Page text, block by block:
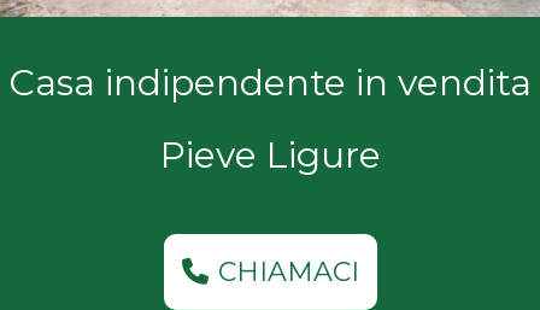
Casa indipendente in vendita
Pieve Ligure
CHIAMACI
NOSTRI
Tipologia
-